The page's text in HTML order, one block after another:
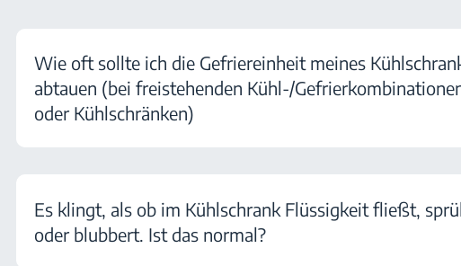
Wie oft sollte ich die Gefriereinheit meines
abtauen (bei freistehenden Kühl-/
oder Kühlschränken)
Es klingt, als ob im Kühlschrank Flüssigkeit fließt,
oder blubbert. Ist das normal?